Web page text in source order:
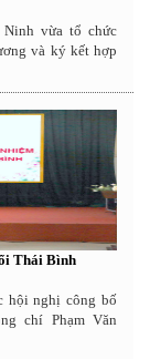
vừa tổ chức
và ký kết hợp
Thái Bình
hội nghị công bố
chí Phạm Văn